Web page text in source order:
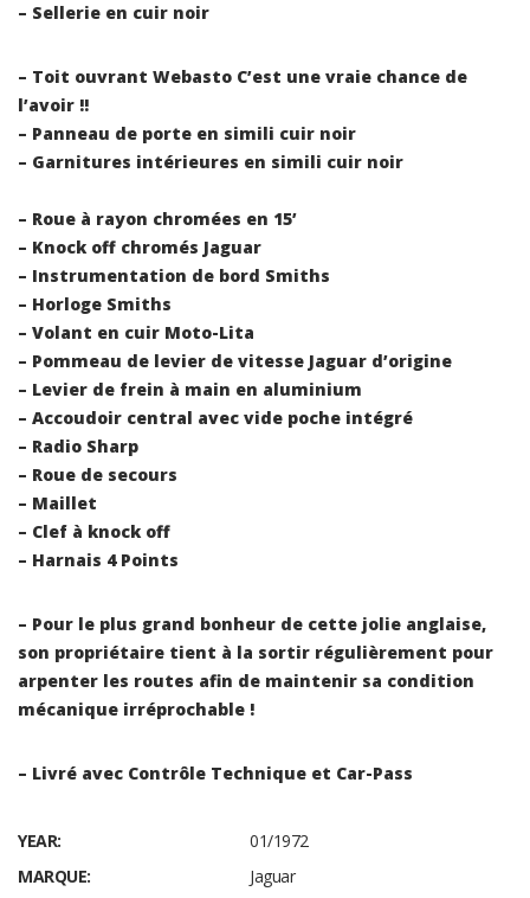
– Sellerie en cuir noir
– Toit ouvrant Webasto C’est une vraie chance de
l’avoir !!
– Panneau de porte en simili cuir noir
– Garnitures intérieures en simili cuir noir
– Roue à rayon chromées en 15’
– Knock off chromés Jaguar
– Instrumentation de bord Smiths
– Horloge Smiths
– Volant en cuir Moto-Lita
– Pommeau de levier de vitesse Jaguar d’origine
– Levier de frein à main en aluminium
– Accoudoir central avec vide poche intégré
– Radio Sharp
– Roue de secours
– Maillet
– Clef à knock off
– Harnais 4 Points
– Pour le plus grand bonheur de cette jolie anglaise,
son propriétaire tient à la sortir régulièrement pour
arpenter les routes afin de maintenir sa condition
mécanique irréprochable !
– Livré avec Contrôle Technique et Car-Pass
YEAR:
01/1972
MARQUE:
Jaguar